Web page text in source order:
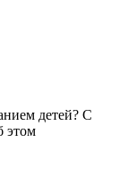
детей? С
этом